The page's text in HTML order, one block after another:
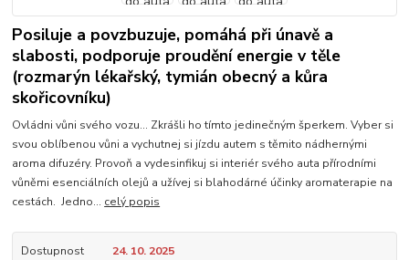
Posiluje a povzbuzuje, pomáhá při únavě a
slabosti, podporuje proudění energie v těle
(rozmarýn lékařský, tymián obecný a kůra
skořicovníku)
Ovládni vůni svého vozu... Zkrášli ho tímto jedinečným šperkem. Vyber si
svou oblíbenou vůni a vychutnej si jízdu autem s těmito nádhernými
aroma difuzéry. Provoň a vydesinfikuj si interiér svého auta přírodními
vůněmi esenciálních olejů a užívej si blahodárné účinky aromaterapie na
cestách. Jedno... celý popis
Dostupnost
24. 10. 2025